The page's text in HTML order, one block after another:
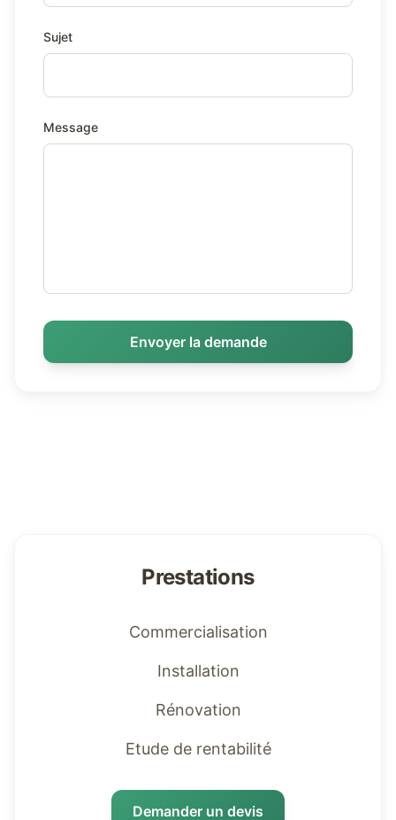
Sujet
Message
Envoyer la demande
Prestations
Commercialisation
Installation
Rénovation
Etude de rentabilité
Demander un devis